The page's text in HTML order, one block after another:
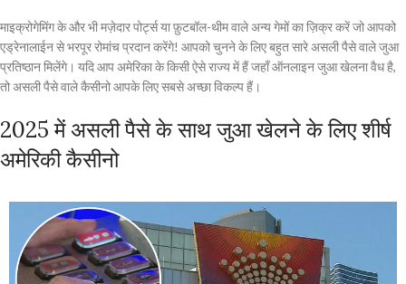
माइक्रोगेमिंग के और भी मज़ेदार पोर्ट्स या फ़ुटबॉल-थीम वाले अन्य गेमों का ज़िक्र करें जो आपको
एड्रेनालाईन से भरपूर रोमांच प्रदान करेंगे! आपको चुनने के लिए बहुत सारे असली पैसे वाले जुआ
प्रतिष्ठान मिलेंगे। यदि आप अमेरिका के किसी ऐसे राज्य में हैं जहाँ ऑनलाइन जुआ खेलना वैध है,
तो असली पैसे वाले कैसीनो आपके लिए सबसे अच्छा विकल्प हैं।
2025 में असली पैसे के साथ जुआ खेलने के लिए शीर्ष
अमेरिकी कैसीनो